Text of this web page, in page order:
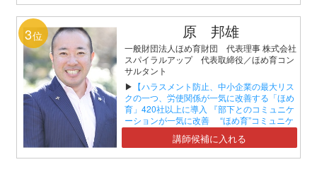
3位 原 邦雄
一般財団法人ほめ育財団 代表理事 株式会社
スパイラルアップ 代表取締役／ほめ育コン
サルタント
▶ 【ハラスメント防止、中小企業の最大リス
クの一つ、労使関係が一気に改善する「ほめ
育」420社以上に導入 『部下とのコミュニケ
ーションが一気に改善 “ほめ育”コミュニケ
ーションセミナー』】講師候補に入れる